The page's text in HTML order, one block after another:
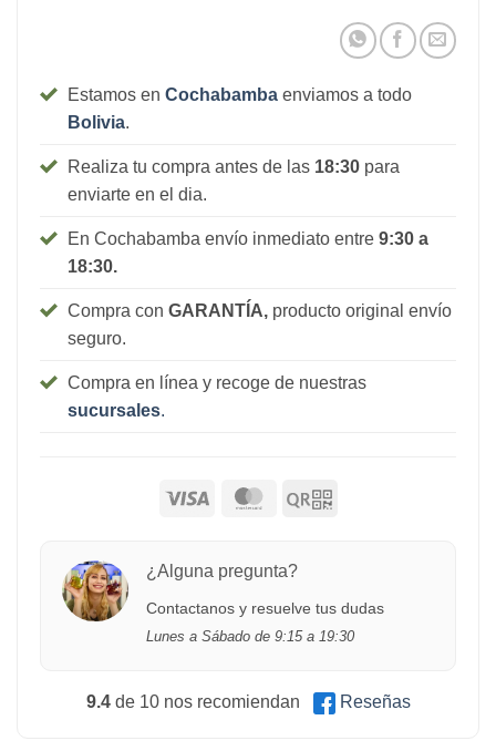
Estamos en Cochabamba enviamos a todo
Bolivia.
Realiza tu compra antes de las 18:30para
enviarte en el dia.
En Cochabamba envío inmediato entre 9:30 a
18:30.
Compra con GARANTÍA,producto original envío
seguro.
Compra en línea y recoge de nuestras
sucursales.
¿Alguna pregunta?
Contactanos y resuelve tus dudas
Lunes a Sábado de 9:15 a 19:30
9.4de 10 nos recomiendan Reseñas